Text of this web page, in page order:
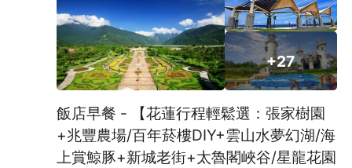
+27
飯店早餐 - 【花蓮行程輕鬆選：張家樹園
+兆豐農場/百年菸樓DIY+雲山水夢幻湖/海
上賞鯨豚+新城老街+太魯閣峽谷/星龍花園